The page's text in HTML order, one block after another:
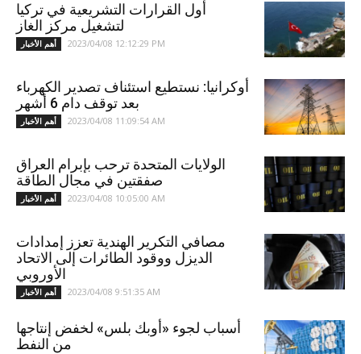
أول القرارات التشريعية في تركيا
لتشغيل مركز الغاز
أهم الأخبار 2023/04/08 12:12:29 PM
أوكرانيا: نستطيع استئناف تصدير الكهرباء
بعد توقف دام 6 أشهر
أهم الأخبار 2023/04/08 11:09:54 AM
الولايات المتحدة ترحب بإبرام العراق
صفقتين في مجال الطاقة
أهم الأخبار 2023/04/08 10:05:00 AM
مصافي التكرير الهندية تعزز إمدادات
الديزل ووقود الطائرات إلى الاتحاد
الأوروبي
أهم الأخبار 2023/04/08 9:51:35 AM
أسباب لجوء «أوبك بلس» لخفض إنتاجها
من النفط